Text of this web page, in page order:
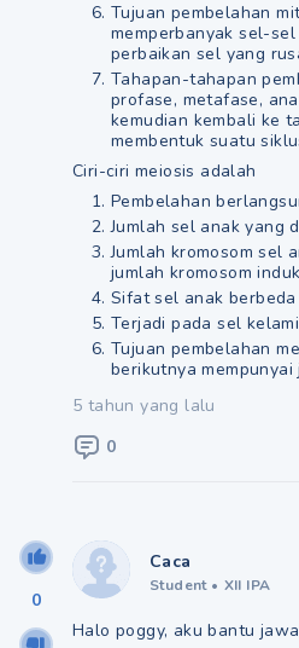
Tujuan pembelahan
memperbanyak sel-
perbaikan sel yang
Tahapan-tahapan
profase, metafase,
kemudian kembali ke
membentuk suatu
Ciri-ciri meiosis adalah
Pembelahan
Jumlah sel anak yang
Jumlah kromosom sel
jumlah kromosom
Sifat sel anak
Terjadi pada sel
Tujuan pembelahan
berikutnya
5 tahun yang lalu
0
0
Caca
Student • XII IPA
Halo poggy, aku bantu